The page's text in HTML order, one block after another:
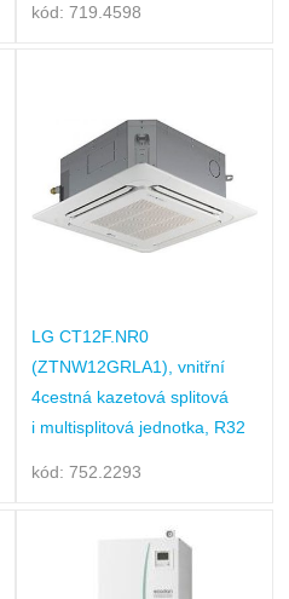
kód: 719.4598
LG CT12F.NR0
(ZTNW12GRLA1), vnitřní
4cestná kazetová splitová
i multisplitová jednotka, R32
kód: 752.2293